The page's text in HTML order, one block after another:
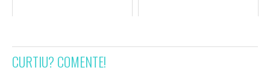
CURTIU? COMENTE!